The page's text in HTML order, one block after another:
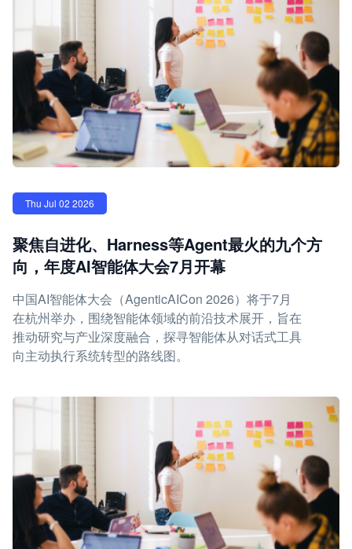
Thu Jul 02 2026
聚焦自进化、Harness等Agent最火的九个方
向，年度AI智能体大会7月开幕
中国AI智能体大会（AgenticAICon 2026）将于7月
在杭州举办，围绕智能体领域的前沿技术展开，旨在
推动研究与产业深度融合，探寻智能体从对话式工具
向主动执行系统转型的路线图。